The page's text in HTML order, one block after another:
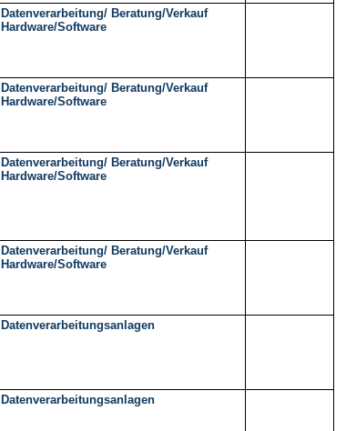
Datenverarbeitung/ Beratung/Verkauf
Hardware/Software
Datenverarbeitung/ Beratung/Verkauf
Hardware/Software
Datenverarbeitung/ Beratung/Verkauf
Hardware/Software
Datenverarbeitung/ Beratung/Verkauf
Hardware/Software
Datenverarbeitungsanlagen
Datenverarbeitungsanlagen